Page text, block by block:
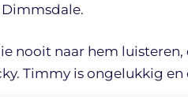
nooit naar hem luisteren,
Timmy is ongelukkig